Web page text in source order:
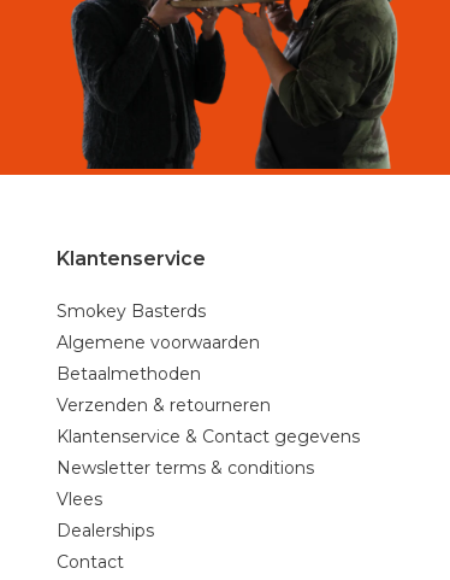
Klantenservice
Smokey Basterds
Algemene voorwaarden
Betaalmethoden
Verzenden & retourneren
Klantenservice & Contact gegevens
Newsletter terms & conditions
Vlees
Dealerships
Contact